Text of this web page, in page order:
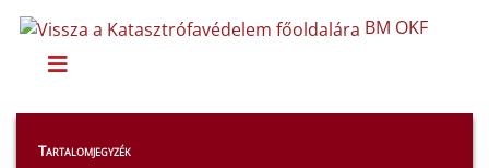
BM OKF
Viharjelző
Tartalomjegyzék